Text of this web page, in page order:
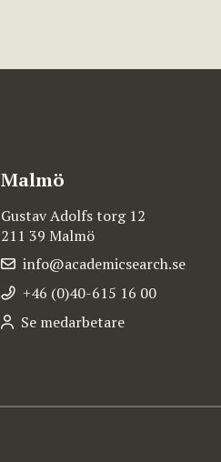
Malmö
Gustav Adolfs torg 12
211 39 Malmö
info@academicsearch.se
+46 (0)40-615 16 00
Se medarbetare